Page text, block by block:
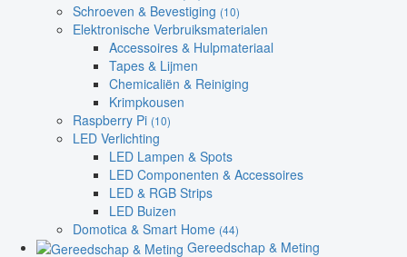
Schroeven & Bevestiging (10)
Elektronische Verbruiksmaterialen
Accessoires & Hulpmateriaal
Tapes & Lijmen
Chemicaliën & Reiniging
Krimpkousen
Raspberry Pi (10)
LED Verlichting
LED Lampen & Spots
LED Componenten & Accessoires
LED & RGB Strips
LED Buizen
Domotica & Smart Home (44)
Gereedschap & Meting